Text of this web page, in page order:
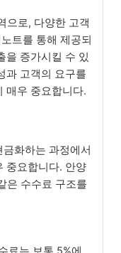
으로, 다양한 고객
트를 통해 제공되
을 증가시킬 수 있
과 고객의 요구를
매우 중요합니다.
화하는 과정에서
중요합니다. 안양
은 수수료 구조를